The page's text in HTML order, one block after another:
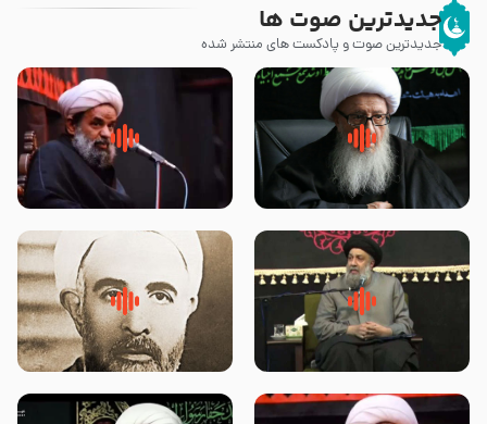
جدیدترین صوت ها
جدیدترین صوت و پادکست های منتشر شده
زوّار اربعین امام حسین (علیه
السلام) با این اشتیاق به زیارت
روضه جانسوز پاره های جگر امام
حسن مجتبی علیه السلام-حجت
لقب حضرت رقیه سلام الله علیها به
چه معناست – حجت الاسلام علوی
روضه‌ی مجلس یزید ملعون و
اسارت اهل‌بیت علیهم‌السلام –
محدث زاده